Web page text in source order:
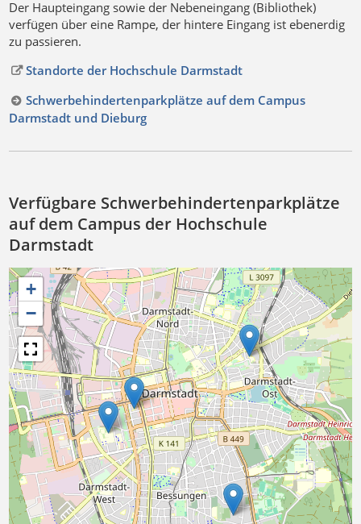
Der Haupteingang sowie der Nebeneingang (Bibliothek)
verfügen über eine Rampe, der hintere Eingang ist ebenerdig
zu passieren.
Standorte der Hochschule Darmstadt
Schwerbehindertenparkplätze auf dem Campus
Darmstadt und Dieburg
Verfügbare Schwerbehindertenparkplätze
auf dem Campus der Hochschule
Darmstadt
+
−